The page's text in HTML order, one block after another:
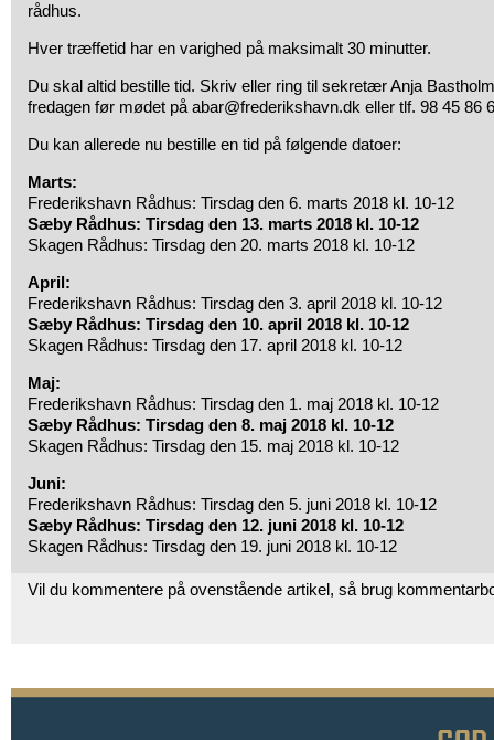
rådhus.
Hver træffetid har en varighed på maksimalt 30 minutter.
Du skal altid bestille tid. Skriv eller ring til sekretær Anja
fredagen før mødet på abar@frederikshavn.dk eller tlf. 98 45 86
Du kan allerede nu bestille en tid på følgende datoer:
Marts:
Frederikshavn Rådhus: Tirsdag den 6. marts 2018 kl. 10-12
Sæby Rådhus: Tirsdag den 13. marts 2018 kl. 10-12
Skagen Rådhus: Tirsdag den 20. marts 2018 kl. 10-12
April:
Frederikshavn Rådhus: Tirsdag den 3. april 2018 kl. 10-12
Sæby Rådhus: Tirsdag den 10. april 2018 kl. 10-12
Skagen Rådhus: Tirsdag den 17. april 2018 kl. 10-12
Maj:
Frederikshavn Rådhus: Tirsdag den 1. maj 2018 kl. 10-12
Sæby Rådhus: Tirsdag den 8. maj 2018 kl. 10-12
Skagen Rådhus: Tirsdag den 15. maj 2018 kl. 10-12
Juni:
Frederikshavn Rådhus: Tirsdag den 5. juni 2018 kl. 10-12
Sæby Rådhus: Tirsdag den 12. juni 2018 kl. 10-12
Skagen Rådhus: Tirsdag den 19. juni 2018 kl. 10-12​
Vil du kommentere på ovenstående artikel, så brug